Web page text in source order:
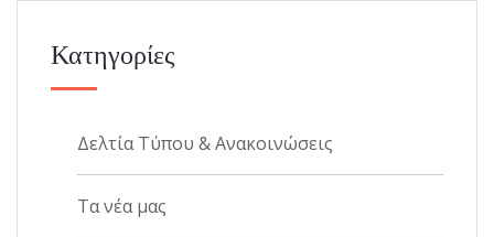
Κατηγορίες
Δελτία Τύπου & Ανακοινώσεις
Τα νέα μας